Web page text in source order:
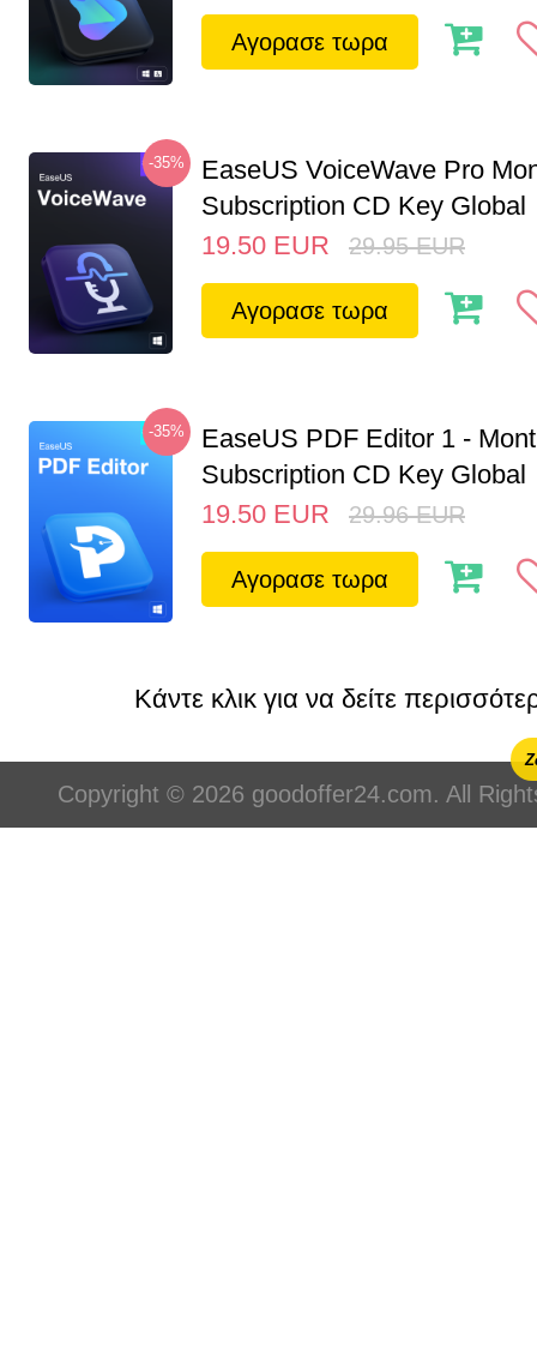
Αγορασε τωρα
-35%
EaseUS VoiceWave Pro
Subscription CD Key Global
19.50 EUR 29.95 EUR
Αγορασε τωρα
-35%
EaseUS PDF Editor 1 -
Subscription CD Key Global
19.50 EUR 29.96 EUR
Αγορασε τωρα
Κάντε κλικ για να δείτε
Copyright © 2026 goodoffer24.com. All